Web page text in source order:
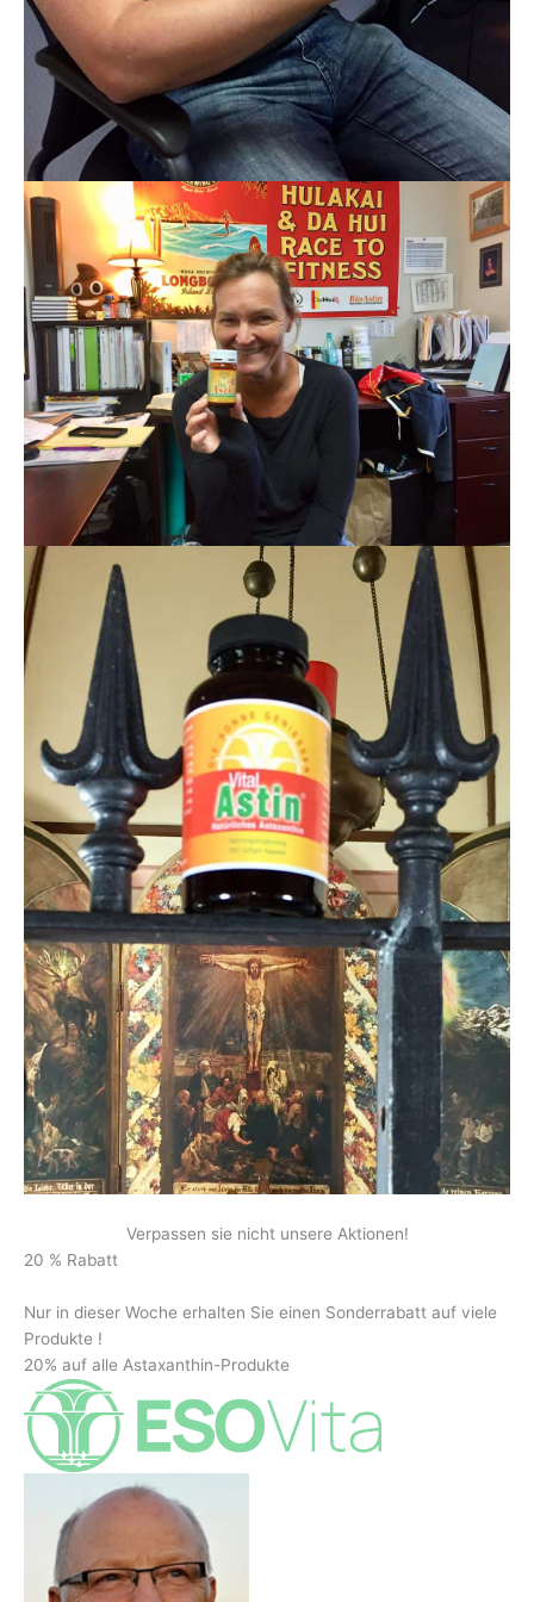
Verpassen sie nicht unsere Aktionen!
20 % Rabatt
Nur in dieser Woche erhalten Sie einen Sonderrabatt auf viele
Produkte !
20% auf alle Astaxanthin-Produkte